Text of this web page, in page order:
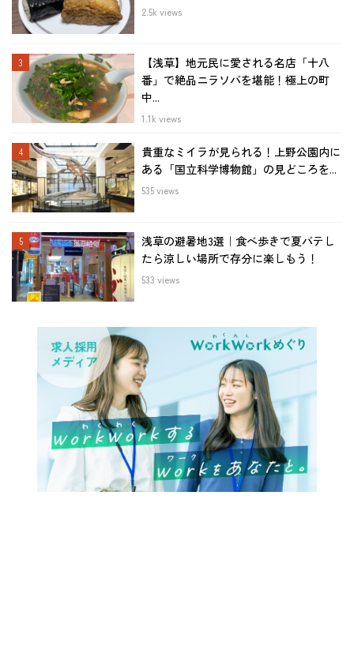
2.5k views
【浅草】地元民に愛される名店「十八
番」で絶品ニラソバを堪能！極上の町
中...
1.1k views
貴重なミイラが見られる！上野公園内に
ある「国立科学博物館」の見どころを...
535 views
浅草の避暑地3選｜食べ歩きで夏バテし
たら涼しい場所で存分に楽しもう！
533 views